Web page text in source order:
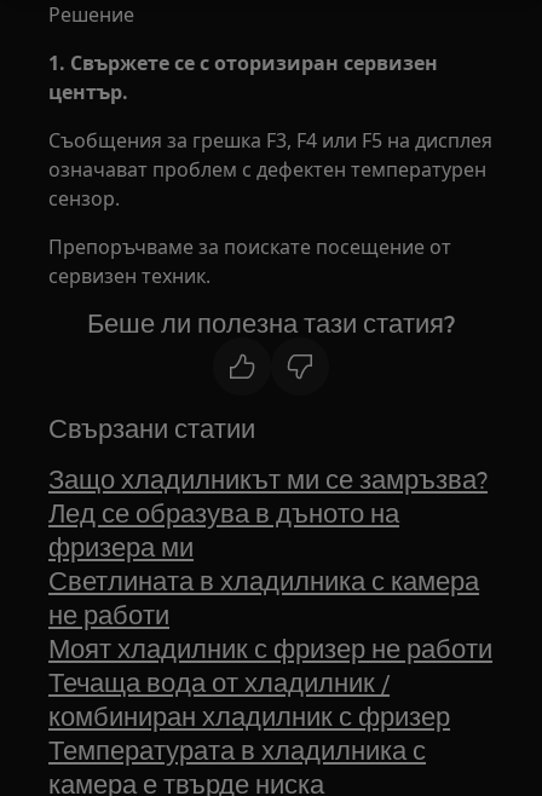
Решение
1. Свържете се с оторизиран сервизен
център.
Съобщения за грешка F3, F4 или F5 на дисплея
означават проблем с дефектен температурен
сензор.
Препоръчваме за поискате посещение от
сервизен техник.
Беше ли полезна тази статия?
Свързани статии
Защо хладилникът ми се замръзва?
Лед се образува в дъното на
фризера ми
Светлината в хладилника с камера
не работи
Моят хладилник с фризер не работи
Течаща вода от хладилник /
комбиниран хладилник с фризер
Температурата в хладилника с
камера е твърде ниска